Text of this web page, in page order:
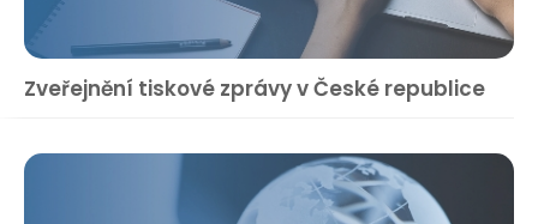
Zveřejnění tiskové zprávy v České republice